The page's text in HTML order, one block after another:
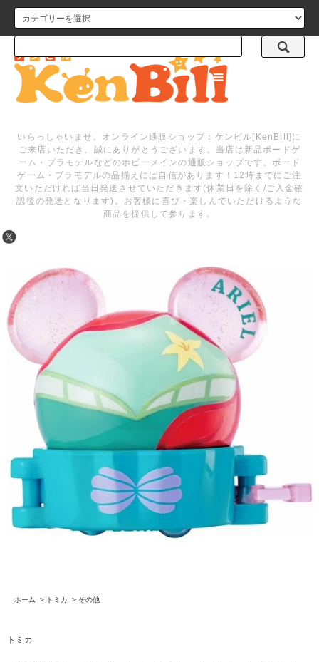
メニュー
いらっしゃいませ。オンライン通販ショップ：ケンビル[KenBill]に
ご来店いただき、誠にありがとうございます。当店は新品ボードゲ
ーム・プラモデルなどのホビーメインの通販ショップです。ボード
ゲーム・プラモデルの品揃えには自信があります！12時までにご注
文いただければ当日発送させていただきます(休業日を除く/ご入金確
認後の発送となります)。お客様に喜び・楽しんでいただけるような
商品を提供して参ります。
ホーム > トミカ > その他
トミカ